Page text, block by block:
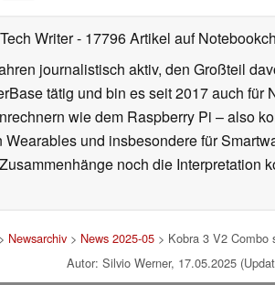
Writer- 17796 Artikel auf
journalistisch aktiv, den Großteil
tätig und bin es seit 2017 auch
wie dem Raspberry Pi – also
Wearables und insbesondere für
noch die Interpretation
Newsarchiv> News 2025-05> Kobra 3 V2 Combo
Autor: Silvio Werner, 17.05.2025